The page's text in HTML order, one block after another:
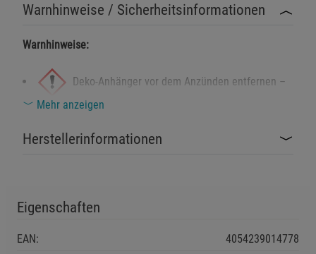
Warnhinweise / Sicherheitsinformationen
Warnhinweise:
Deko-Anhänger vor dem Anzünden entfernen –
Brandgefahr!
Sicherheitshinweise:
Von Kindern und Haustieren fernhalten.
zueinander abbrennen.
Mehr anzeigen
Herstellerinformationen
Eigenschaften
EAN:
4054239014778